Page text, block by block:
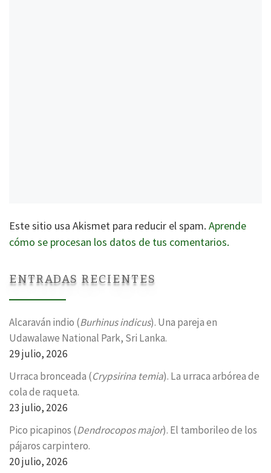
Este sitio usa Akismet para reducir el spam. Aprende
cómo se procesan los datos de tus comentarios.
ENTRADAS RECIENTES
Alcaraván indio (Burhinus indicus). Una pareja en
Udawalawe National Park, Sri Lanka.
29 julio, 2026
Urraca bronceada (Crypsirina temia). La urraca arbórea de
cola de raqueta.
23 julio, 2026
Pico picapinos (Dendrocopos major). El tamborileo de los
pájaros carpintero.
20 julio, 2026